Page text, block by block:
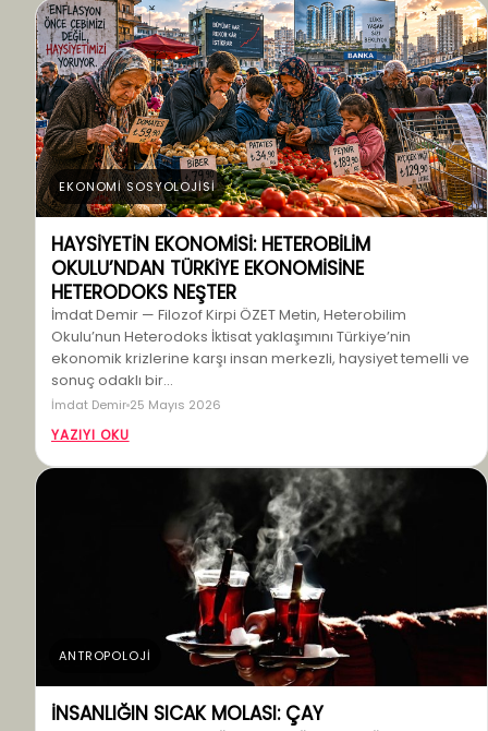
EKONOMİ SOSYOLOJİSİ
HAYSİYETİN EKONOMİSİ: HETEROBİLİM
OKULU’NDAN TÜRKİYE EKONOMİSİNE
HETERODOKS NEŞTER
İmdat Demir — Filozof Kirpi ÖZET Metin, Heterobilim
Okulu’nun Heterodoks İktisat yaklaşımını Türkiye’nin
ekonomik krizlerine karşı insan merkezli, haysiyet temelli ve
sonuç odaklı bir…
İmdat Demir 25 Mayıs 2026
YAZIYI OKU
ANTROPOLOJİ
İNSANLIĞIN SICAK MOLASI: ÇAY